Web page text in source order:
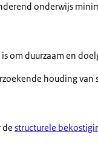
onderwijs
om duurzaam en
houding
de structurele